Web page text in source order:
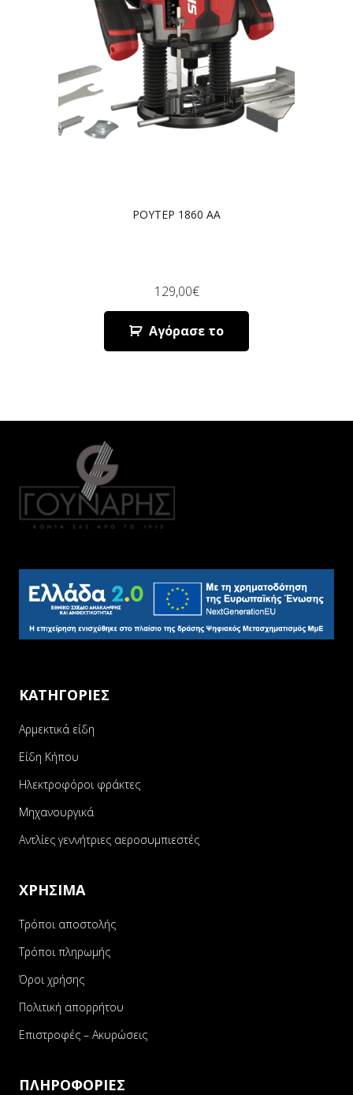
ΡΟΥΤΕΡ 1860 AA
129,00€
Αγόρασε το
ΚΑΤΗΓΟΡΙΕΣ
Αρμεκτικά είδη
Είδη Κήπου
Ηλεκτροφόροι φράκτες
Μηχανουργικά
Αντλίες γεννήτριες αεροσυμπιεστές
ΧΡΗΣΙΜΑ
Τρόποι αποστολής
Τρόποι πληρωμής
Όροι χρήσης
Πολιτική απορρήτου
Επιστροφές – Ακυρώσεις
ΠΛΗΡΟΦΟΡΙΕΣ